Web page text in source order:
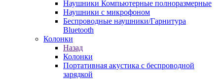
Наушники Компьютерные полноразмерные
Наушники с микрофоном
Беспроводные наушники/Гарнитура
Bluetooth
Колонки
Назад
Колонки
Портативная акустика с беспроводной
зарядкой